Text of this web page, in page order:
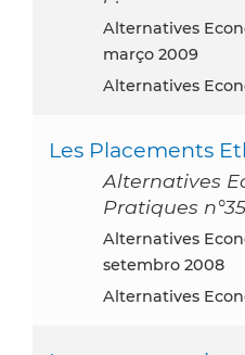
Alternatives Economiques, Paris, France,
março 2009
Alternatives
Les Placements
Alternatives
Pratiques n°35
Alternatives Economiques, Paris, France,
setembro 2008
Alternatives